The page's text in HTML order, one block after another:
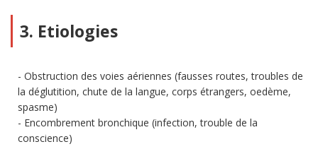
3. Etiologies
Obstruction des voies aériennes (fausses routes, troubles de
la déglutition, chute de la langue, corps étrangers, oedème,
spasme)
Encombrement bronchique (infection, trouble de la
conscience)